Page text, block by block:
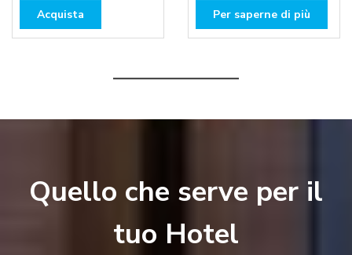
Acquista Per saperne di più
Quello che serve per il
tuo Hotel